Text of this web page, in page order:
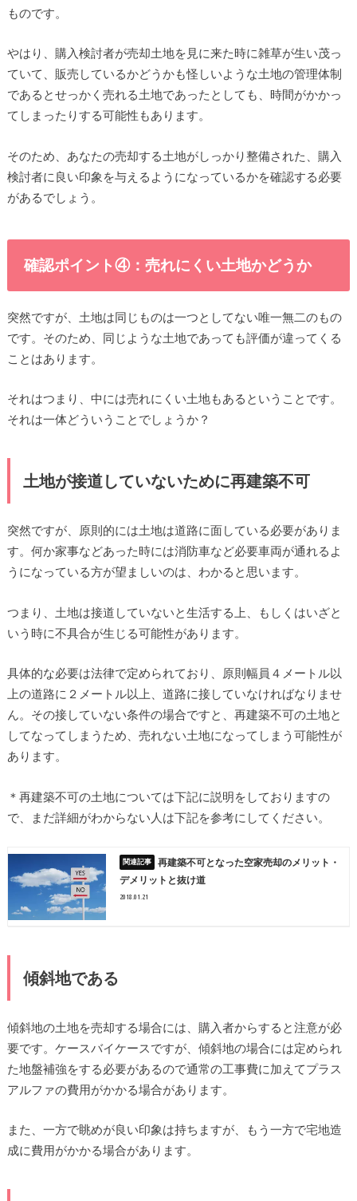
ものです。
やはり、購入検討者が売却土地を見に来た時に雑草が生い茂っ
ていて、販売しているかどうかも怪しいような土地の管理体制
であるとせっかく売れる土地であったとしても、時間がかかっ
てしまったりする可能性もあります。
そのため、あなたの売却する土地がしっかり整備された、購入
検討者に良い印象を与えるようになっているかを確認する必要
があるでしょう。
確認ポイント④：売れにくい土地かどうか
突然ですが、土地は同じものは一つとしてない唯一無二のもの
です。そのため、同じような土地であっても評価が違ってくる
ことはあります。
それはつまり、中には売れにくい土地もあるということです。
それは一体どういうことでしょうか？
土地が接道していないために再建築不可
突然ですが、原則的には土地は道路に面している必要がありま
す。何か家事などあった時には消防車など必要車両が通れるよ
うになっている方が望ましいのは、わかると思います。
つまり、土地は接道していないと生活する上、もしくはいざと
いう時に不具合が生じる可能性があります。
具体的な必要は法律で定められており、原則幅員４メートル以
上の道路に２メートル以上、道路に接していなければなりませ
ん。その接していない条件の場合ですと、再建築不可の土地と
してなってしまうため、売れない土地になってしまう可能性が
あります。
＊再建築不可の土地については下記に説明をしておりますの
で、まだ詳細がわからない人は下記を参考にしてください。
再建築不可となった空家売却のメリット・
デメリットと抜け道
2018.01.21
傾斜地である
傾斜地の土地を売却する場合には、購入者からすると注意が必
要です。ケースバイケースですが、傾斜地の場合には定められ
た地盤補強をする必要があるので通常の工事費に加えてプラス
アルファの費用がかかる場合があります。
また、一方で眺めが良い印象は持ちますが、もう一方で宅地造
成に費用がかかる場合があります。